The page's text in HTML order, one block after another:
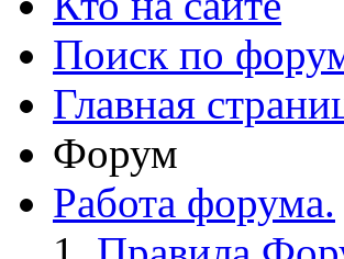
Поиск по
Главная
Форум
Работа форума.